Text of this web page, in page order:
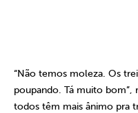
“Não temos moleza. Os
poupando. Tá muito bom”,
todos têm mais ânimo pra